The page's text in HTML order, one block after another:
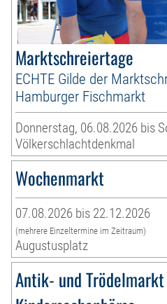
Marktschreiertage
ECHTE Gilde der
Hamburger Fischmarkt
Donnerstag, 06.08.2026 bis
Völkerschlachtdenkmal
Wochenmarkt
07.08.2026 bis 22.12.2026
(mehrere Einzeltermine im Zeitraum)
Augustusplatz
Antik- und